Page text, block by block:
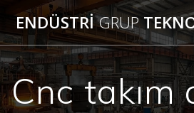
Skip
to
content
ENDÜSTRİGRUP
Cnc takım